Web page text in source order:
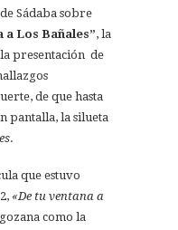
Sádaba sobre
a Los Bañales”, la
presentación de
de que hasta
pantalla, la silueta
.
que estuvo
«De tu ventana a
como la